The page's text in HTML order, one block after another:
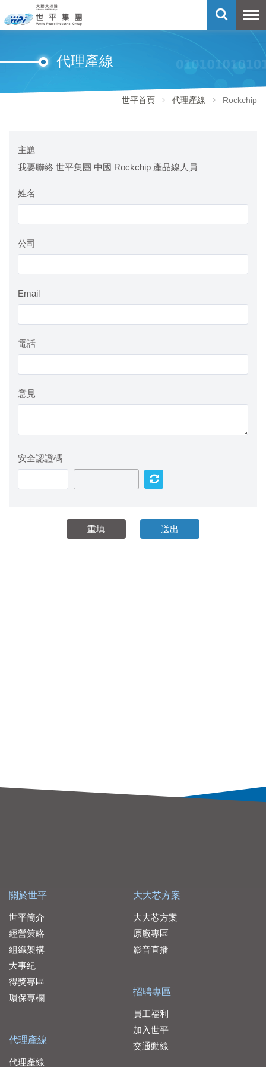
代理產線
世平首頁 代理產線 Rockchip
主題
我要聯絡 世平集團 中國 Rockchip 產品線人員
姓名
公司
Email
電話
意見
安全認證碼
關於世平
世平簡介
經營策略
組織架構
大事紀
得獎專區
環保專欄
代理產線
代理產線
大大芯方案
大大芯方案
原廠專區
影音直播
招聘專區
員工福利
加入世平
交通動線